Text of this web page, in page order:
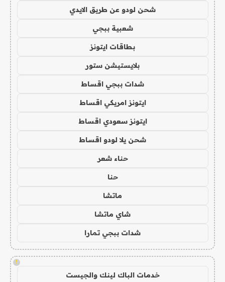
شحن لودو عن طريق الايدي
شعبية ببجي
بطاقات ايتونز
بلايستيشن ستور
شدات ببجي اقساط
ايتونز امريكي اقساط
ايتونز سعودي اقساط
شحن يلا لودو اقساط
حناء شعر
حنا
ماتشا
شاي ماتشا
شدات ببجي تمارا
!
خدمات الباك لينك والجيست